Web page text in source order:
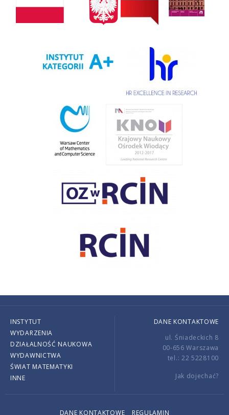
INSTYTUT
WYDARZENIA
DZIAŁALNOŚĆ NAUKOWA
WYDAWNICTWA
ŚWIAT MATEMATYKI
INNE
DANE KONTAKTOWE
ul. Śniadeckich 8
00-656 Warszawa
tel.: 22 5228100
Jak dojechać?
DANE KONTAKTOWE REGULAMIN